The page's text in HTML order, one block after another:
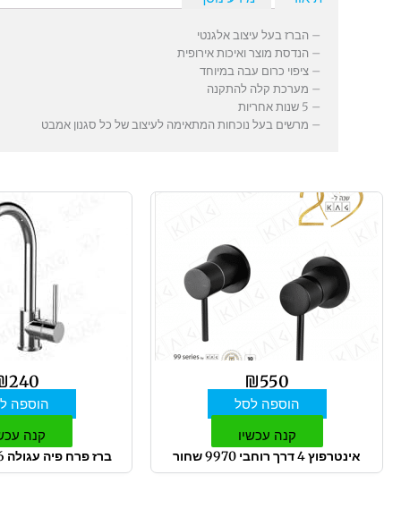
– הברז בעל עיצוב אלגנטי
– הנדסת מוצר ואיכות אירופית
– ציפוי כרום עבה במיוחד
– מערכת קלה להתקנה
– 5 שנות אחריות
– מרשים בעל נוכחות המתאימה לעיצוב של כל סגנון אמבט
₪550
הוספה לסל
קנה עכשיו
אינטרפוץ 4 דרך רוחבי 9970 שחור
240
הוספה
קנה
ברז פרח פיה עגולה 3316 כרום ניקל